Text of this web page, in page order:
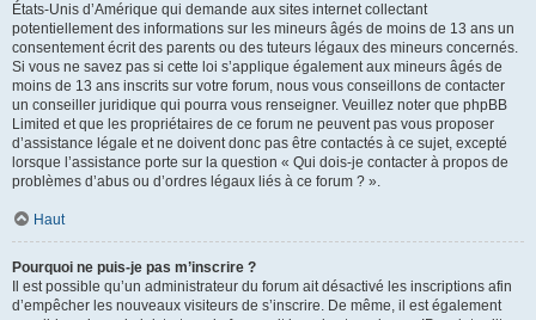
États-Unis d’Amérique qui demande aux sites internet collectant
potentiellement des informations sur les mineurs âgés de moins de 13 ans un
consentement écrit des parents ou des tuteurs légaux des mineurs concernés.
Si vous ne savez pas si cette loi s’applique également aux mineurs âgés de
moins de 13 ans inscrits sur votre forum, nous vous conseillons de contacter
un conseiller juridique qui pourra vous renseigner. Veuillez noter que phpBB
Limited et que les propriétaires de ce forum ne peuvent pas vous proposer
d’assistance légale et ne doivent donc pas être contactés à ce sujet, excepté
lorsque l’assistance porte sur la question « Qui dois-je contacter à propos de
problèmes d’abus ou d’ordres légaux liés à ce forum ? ».
Haut
Pourquoi ne puis-je pas m’inscrire ?
Il est possible qu’un administrateur du forum ait désactivé les inscriptions afin
d’empêcher les nouveaux visiteurs de s’inscrire. De même, il est également